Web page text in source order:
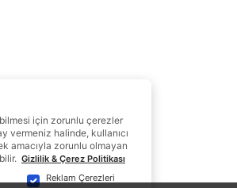
için zorunlu çerezler
vermeniz halinde, kullanıcı
amacıyla zorunlu olmayan
Gizlilik & Çerez Politikası
Reklam Çerezleri